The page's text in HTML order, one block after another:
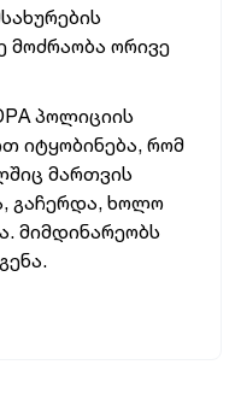
მოძრაობა ორივე
პოლიციის
იტყობინება, რომ
მართვის
გაჩერდა, ხოლო
მიმდინარეობს